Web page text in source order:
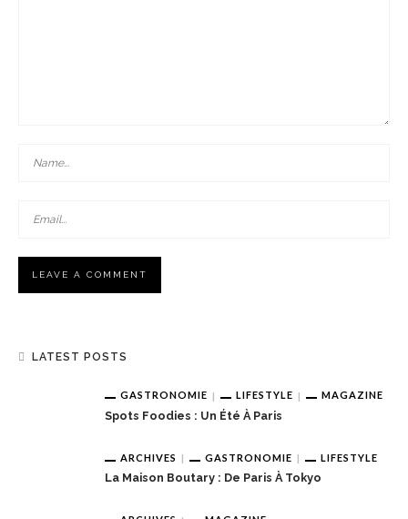
LATEST POSTS
GASTRONOMIE LIFESTYLE MAGAZINE
Spots Foodies : Un Été À Paris
ARCHIVES GASTRONOMIE LIFESTYLE
La Maison Boutary : De Paris À Tokyo